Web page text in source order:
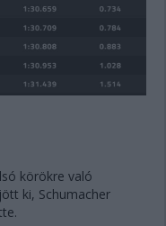
körökre való
ki, Schumacher